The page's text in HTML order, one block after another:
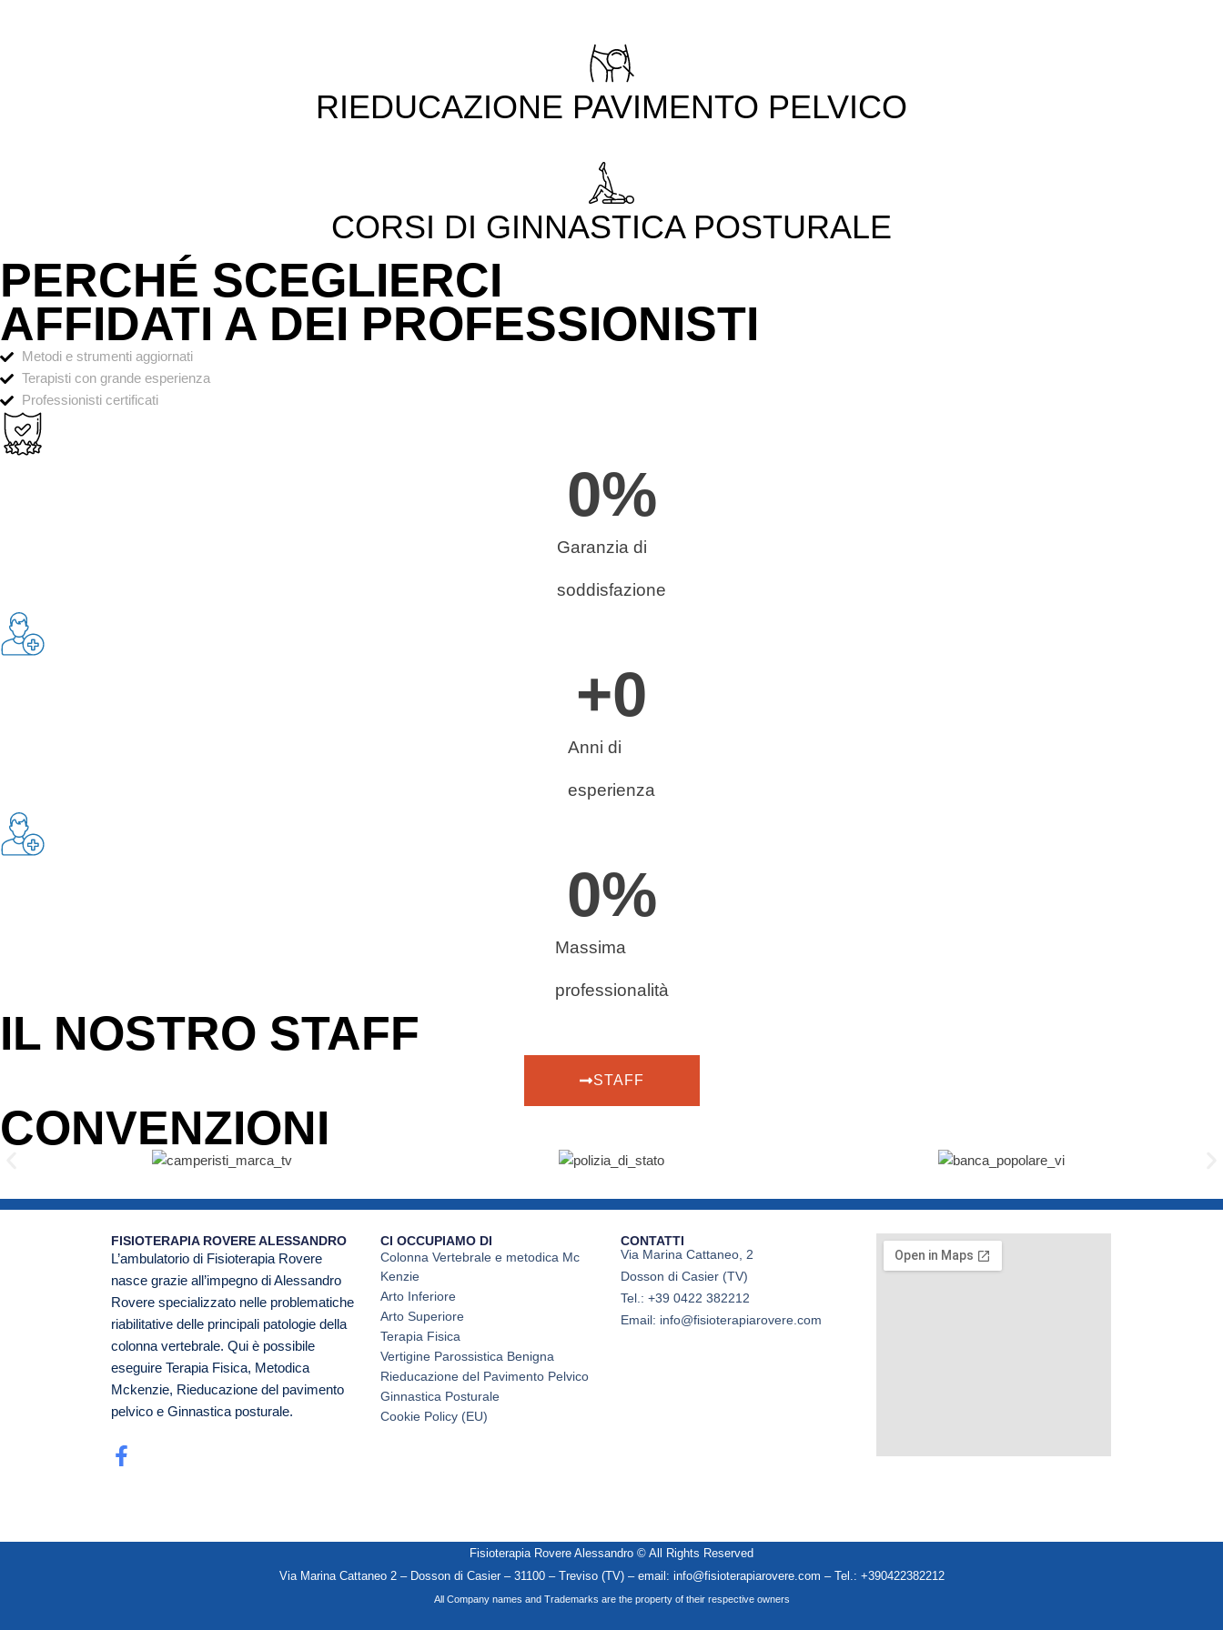
RIEDUCAZIONE PAVIMENTO PELVICO
CORSI DI GINNASTICA POSTURALE
PERCHÉ SCEGLIERCI
AFFIDATI A DEI PROFESSIONISTI
Metodi e strumenti aggiornati
Terapisti con grande esperienza
Professionisti certificati
Garanzia di
soddisfazione
0%
Anni di
esperienza
+0
Massima
professionalità
0%
IL NOSTRO STAFF
STAFF
CONVENZIONI
FISIOTERAPIA ROVERE ALESSANDRO
L’ambulatorio di Fisioterapia Rovere
nasce grazie all’impegno di Alessandro
Rovere specializzato nelle problematiche
riabilitative delle principali patologie della
colonna vertebrale. Qui è possibile
eseguire Terapia Fisica, Metodica
Mckenzie, Rieducazione del pavimento
pelvico e Ginnastica posturale.
CI OCCUPIAMO DI
Colonna Vertebrale e metodica Mc
Kenzie
Arto Inferiore
Arto Superiore
Terapia Fisica
Vertigine Parossistica Benigna
Rieducazione del Pavimento Pelvico
Ginnastica Posturale
Cookie Policy (EU)
CONTATTI
Via Marina Cattaneo, 2
Dosson di Casier (TV)
Tel.: +39 0422 382212
Email: info@fisioterapiarovere.com
Fisioterapia Rovere Alessandro © All Rights Reserved
Via Marina Cattaneo 2 – Dosson di Casier – 31100 – Treviso (TV) – email: info@fisioterapiarovere.com – Tel.: +390422382212
All Company names and Trademarks are the property of their respective owners